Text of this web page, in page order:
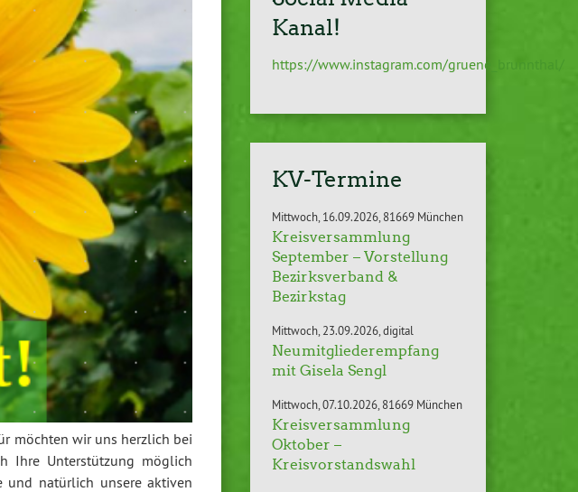
möchten wir uns herzlich bei
Ihre Unterstützung möglich
und natürlich unsere aktiven
Kanal!
https://www.instagram.com/gruene_brunnthal/
KV-Termine
Mittwoch 16.09.2026 81669 München
Kreisversammlung
September – Vorstellung
Bezirksverband &
Bezirkstag
Mittwoch 23.09.2026 digital
Neumitgliederempfang
mit Gisela Sengl
Mittwoch 07.10.2026 81669 München
Kreisversammlung
Oktober –
Kreisvorstandswahl